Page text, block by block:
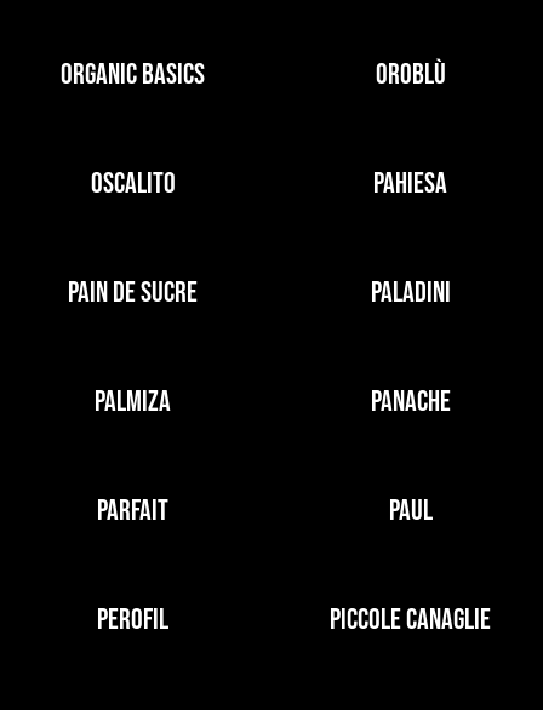
ORGANIC BASICS OROBLÙ
OSCALITO PAHIESA
PAIN DE SUCRE PALADINI
PALMIZA PANACHE
PARFAIT PAUL
PEROFIL PICCOLE CANAGLIE